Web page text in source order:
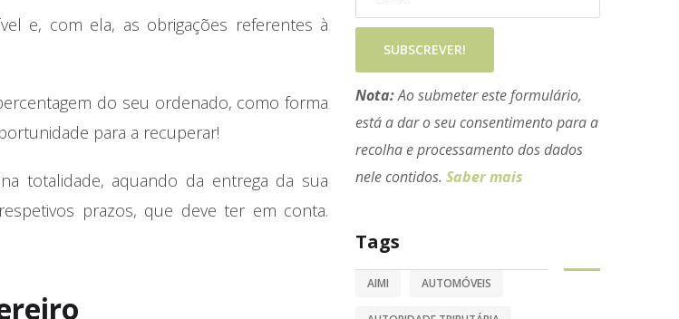
e, com ela, as obrigações referentes à
do seu ordenado, como forma
para a recuperar!
totalidade, aquando da entrega da sua
prazos, que deve ter em conta.
SUBSCREVER!
Nota:Ao submeter este formulário,
está a dar o seu consentimento para a
recolha e processamento dos dados
nele contidos. Saber mais
Tags
AIMI AUTOMÓVEIS